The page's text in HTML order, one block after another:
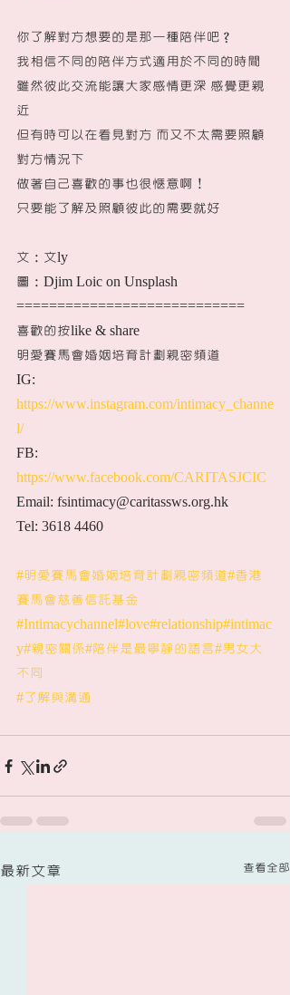
你了解對方想要的是那一種陪伴吧？
我相信不同的陪伴方式適用於不同的時間
雖然彼此交流能讓大家感情更深 感覺更親
近
但有時可以在看見對方 而又不太需要照顧
對方情況下
做著自己喜歡的事也很愜意啊！
只要能了解及照顧彼此的需要就好
文：文ly
圖：Djim Loic on Unsplash
============================
喜歡的按like & share
明愛賽馬會婚姻培育計劃親密頻道
IG:
https://www.instagram.com/intimacy_channe
l/
FB:
https://www.facebook.com/CARITASJCIC
Email: fsintimacy@caritassws.org.hk
Tel: 3618 4460
#明愛賽馬會婚姻培育計劃親密頻道#香港
賽馬會慈善信託基金
#Intimacychannel#love#relationship#intimac
y#親密關係#陪伴是最寧靜的語言#男女大
不同
#了解與溝通
最新文章 查看全部